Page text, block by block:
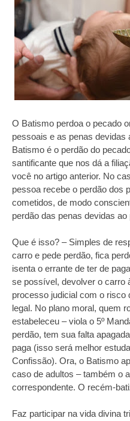
O Batismo perdoa o pecado
pessoais e as penas devidas
Batismo é o perdão do
santificante que nos dá a
você no artigo anterior. No
pessoa recebe o perdão dos
cometidos, de modo
perdão das penas devidas ao
Que é isso? – Simples de
carro e pede perdão, fica
isenta o errante de ter de
se possível, devolver o carro
processo judicial com o
legal. No plano moral, quem
estabeleceu – viola o 5º
perdão, tem sua falta
paga (isso será melhor
Confissão). Ora, o Batismo
caso de adultos – também o
correspondente. O recém-
Faz participar na vida divina